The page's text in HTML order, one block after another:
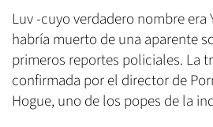
Luv -cuyo verdadero nombre era
habría muerto de una aparente
primeros reportes policiales. La
confirmada por el director de
Hogue, uno de los popes de la